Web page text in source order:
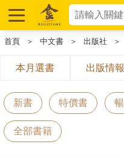
首頁 ＞ 中文書 ＞ 出版社 ＞
本月選書 出版情報
新書 特價書
全部書籍